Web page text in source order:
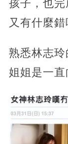
孩子，也完
又有什麼錯
熟悉林志
姐姐是一直